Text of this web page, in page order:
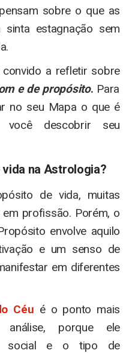
sobre o que as
sinta estagnação sem
a refletir sobre
e de propósito. Para
no seu Mapa o que é
você descobrir seu
na Astrologia?
de vida, muitas
profissão. Porém, o
envolve aquilo
e um senso de
em diferentes
Céu é o ponto mais
análise, porque ele
social e o tipo de